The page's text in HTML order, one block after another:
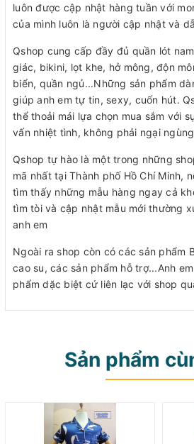
luôn được cập nhật hàng tuần với
của mình luôn là người cập nhật và
Qshop cung cấp đầy đủ quần lót
giác, bikini, lọt khe, hở mông, độn
biển, quần ngủ...Những sản phẩm
giúp anh em tự tin, sexy, cuốn hút.
thể thoải mái lựa chọn mua sắm với
vấn nhiệt tình, không phải ngại
Qshop tự hào là một trong những
mã nhất tại Thành phố Hồ Chí Minh,
tìm thấy những mẫu hàng ngay cả
tìm tòi và cập nhật mẫu mới thường
anh em
Ngoài ra shop còn có các sản phẩm
cao su, các sản phẩm hỗ trợ...Anh
phẩm dặc biệt cứ liên lạc với shop
Sản phẩm